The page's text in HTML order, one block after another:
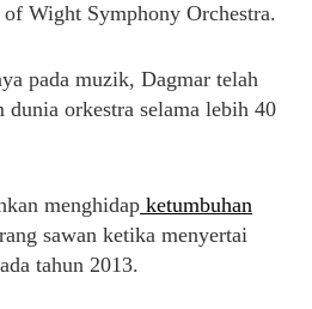
Wight Symphony Orchestra.
pada muzik, Dagmar telah
dunia orkestra selama lebih 40
menghidap ketumbuhan
sawan ketika menyertai
tahun 2013.